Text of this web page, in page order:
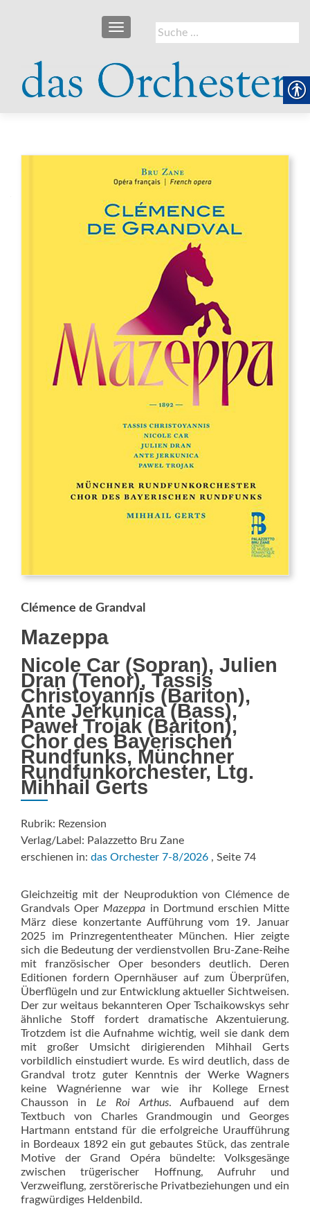
Suche
nach:
SCHALTE NAVIGATION
Clémence de Grandval
Mazeppa
Nicole Car (Sopran), Julien
Dran (Tenor), Tassis
Christoyannis (Bariton),
Ante Jerkunica (Bass),
Paweł Trojak (Bariton),
Chor des Bayerischen
Rundfunks, Münchner
Rundfunkorchester, Ltg.
Mihhail Gerts
Rubrik: Rezension
Verlag/Label: Palazzetto Bru Zane
erschienen in: das Orchester 7-8/2026 , Seite 74
Gleichzeitig mit der Neuproduktion von Clémence de
Grandvals Oper Mazeppa in Dortmund erschien Mitte
März diese konzertante Aufführung vom 19. Januar
2025 im Prinzregententheater München. Hier zeigte
sich die Bedeutung der verdienstvollen Bru-Zane-Reihe
mit französischer Oper besonders deutlich. Deren
Editionen fordern Opernhäuser auf zum Überprüfen,
Überflügeln und zur Entwicklung aktueller Sichtweisen.
Der zur weitaus bekannteren Oper Tschaikowskys sehr
ähnliche Stoff fordert dramatische Akzentuierung.
Trotzdem ist die Aufnahme wichtig, weil sie dank dem
mit großer Umsicht dirigierenden Mihhail Gerts
vorbildlich einstudiert wurde. Es wird deutlich, dass de
Grandval trotz guter Kenntnis der Werke Wagners
keine Wagnérienne war wie ihr Kollege Ernest
Chausson in Le Roi Arthus. Aufbauend auf dem
Textbuch von Charles Grandmougin und Georges
Hartmann entstand für die erfolgreiche Uraufführung
in Bordeaux 1892 ein gut gebautes Stück, das zentrale
Motive der Grand Opéra bündelte: Volksgesänge
zwischen trügerischer Hoffnung, Aufruhr und
Verzweiflung, zerstörerische Privatbeziehungen und ein
fragwürdiges Heldenbild.